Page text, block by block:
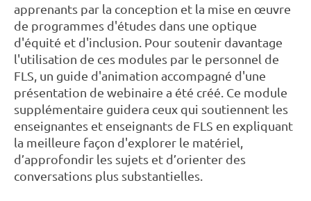
apprenants par la conception et la mise en œuvre
de programmes d'études dans une optique
d'équité et d'inclusion. Pour soutenir davantage
l'utilisation de ces modules par le personnel de
FLS, un guide d'animation accompagné d'une
présentation de webinaire a été créé. Ce module
supplémentaire guidera ceux qui soutiennent les
enseignantes et enseignants de FLS en expliquant
la meilleure façon d'explorer le matériel,
d’approfondir les sujets et d’orienter des
conversations plus substantielles.